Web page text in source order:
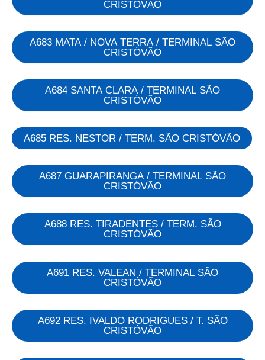
CRISTÓVÃO
A683 MATA / NOVA TERRA / TERMINAL SÃO
CRISTÓVÃO
A684 SANTA CLARA / TERMINAL SÃO
CRISTÓVÃO
A685 RES. NESTOR / TERM. SÃO CRISTÓVÃO
A687 GUARAPIRANGA / TERMINAL SÃO
CRISTÓVÃO
A688 RES. TIRADENTES / TERM. SÃO
CRISTÓVÃO
A691 RES. VALEAN / TERMINAL SÃO
CRISTÓVÃO
A692 RES. IVALDO RODRIGUES / T. SÃO
CRISTÓVÃO